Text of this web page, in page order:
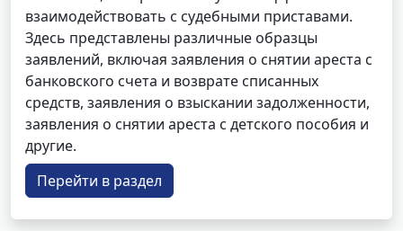
взаимодействовать с судебными приставами.
Здесь представлены различные образцы
заявлений, включая заявления о снятии ареста с
банковского счета и возврате списанных
средств, заявления о взыскании задолженности,
заявления о снятии ареста с детского пособия и
другие.
Перейти в раздел